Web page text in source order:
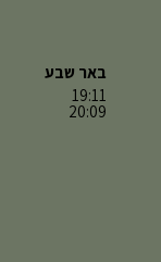
באר שבע
19:11
20:09